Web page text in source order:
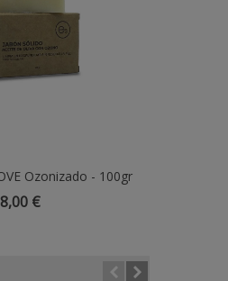
Al Carrito
Ozonizado - 100gr
8,00 €